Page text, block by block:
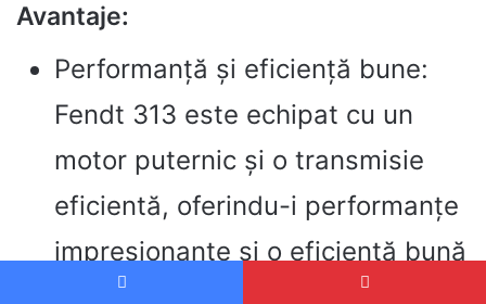
Avantaje:
Performanță și eficiență bune:
Fendt 313 este echipat cu un
motor puternic și o transmisie
eficientă, oferindu-i performanțe
impresionante și o eficiență bună
a consumului de combustibil.